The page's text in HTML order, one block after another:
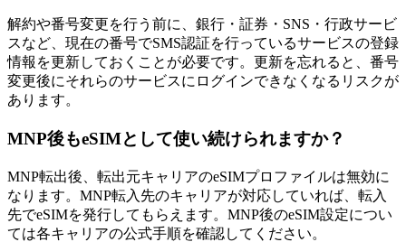
解約や番号変更を行う前に、銀行・証券・SNS・行政サービ
スなど、現在の番号でSMS認証を行っているサービスの登録
情報を更新しておくことが必要です。更新を忘れると、番号
変更後にそれらのサービスにログインできなくなるリスクが
あります。
MNP後もeSIMとして使い続けられますか？
MNP転出後、転出元キャリアのeSIMプロファイルは無効に
なります。MNP転入先のキャリアが対応していれば、転入
先でeSIMを発行してもらえます。MNP後のeSIM設定につい
ては各キャリアの公式手順を確認してください。